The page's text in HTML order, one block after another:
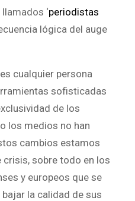
‘periodistas
lógica del auge
cualquier persona
sofisticadas
de los
los medios no han
cambios estamos
crisis, sobre todo en los
y europeos que se
la calidad de sus